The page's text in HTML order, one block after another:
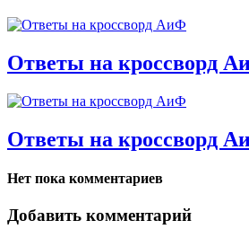
Ответы на кроссворд
Ответы на кроссворд
Нет пока комментариев
Добавить комментарий